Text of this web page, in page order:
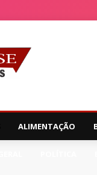
ALIMENTAÇÃO